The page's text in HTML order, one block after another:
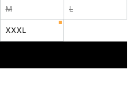
M L
XXXL